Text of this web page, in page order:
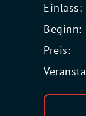
Einlass:
Beginn:
Preis: